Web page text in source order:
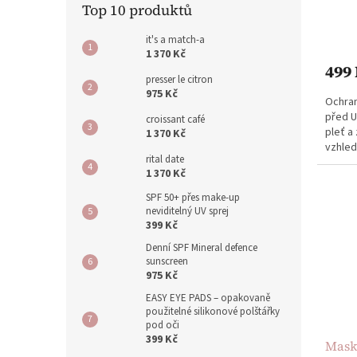
Top 10 produktů
it's a match-a
1 370 Kč
presser le citron
975 Kč
croissant café
1 370 Kč
rital date
1 370 Kč
SPF 50+ přes make-up
neviditelný UV sprej
399 Kč
Denní SPF Mineral defence
sunscreen
975 Kč
EASY EYE PADS – opakovaně
použitelné silikonové polštářky
pod oči
399 Kč
499
před
pleť a
sami